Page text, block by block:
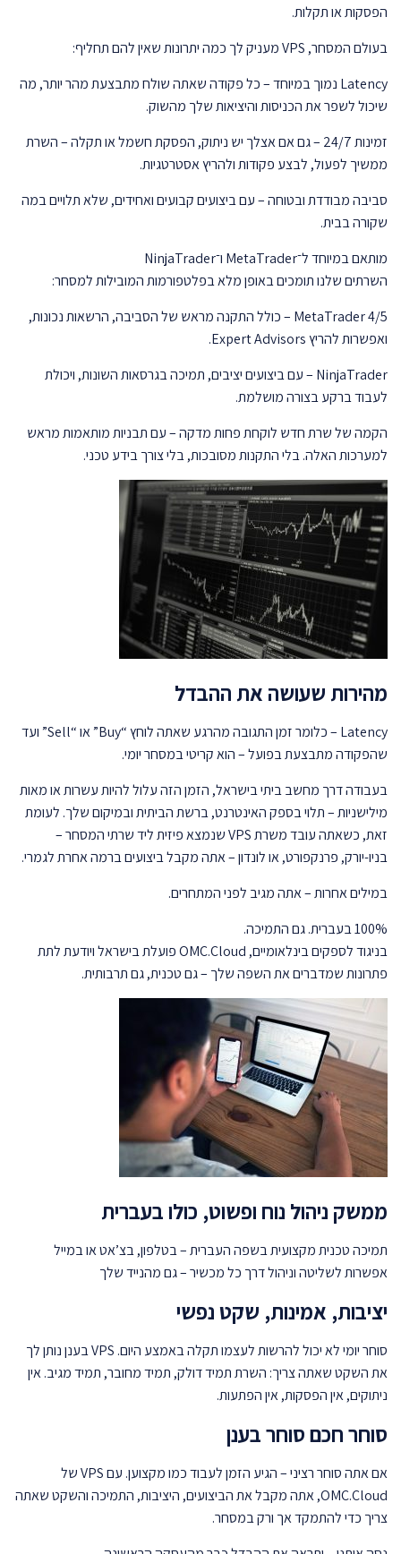
הפסקות או תקלות.
בעולם המסחר, VPS מעניק לך כמה יתרונות שאין להם תחליף:
Latency נמוך במיוחד – כל פקודה שאתה שולח מתבצעת מהר יותר, מה
שיכול לשפר את הכניסות והיציאות שלך מהשוק.
זמינות 24/7 – גם אם אצלך יש ניתוק, הפסקת חשמל או תקלה – השרת
ממשיך לפעול, לבצע פקודות ולהריץ אסטרטגיות.
סביבה מבודדת ובטוחה – עם ביצועים קבועים ואחידים, שלא תלויים במה
שקורה בבית.
מותאם במיוחד ל־MetaTrader ו־NinjaTrader
השרתים שלנו תומכים באופן מלא בפלטפורמות המובילות למסחר:
MetaTrader 4/5 – כולל התקנה מראש של הסביבה, הרשאות נכונות,
ואפשרות להריץ Expert Advisors.
NinjaTrader – עם ביצועים יציבים, תמיכה בגרסאות השונות, ויכולת
לעבוד ברקע בצורה מושלמת.
הקמה של שרת חדש לוקחת פחות מדקה – עם תבניות מותאמות מראש
למערכות האלה. בלי התקנות מסובכות, בלי צורך בידע טכני.
מהירות שעושה את ההבדל
Latency – כלומר זמן התגובה מהרגע שאתה לוחץ “Buy” או “Sell” ועד
שהפקודה מתבצעת בפועל – הוא קריטי במסחר יומי.
בעבודה דרך מחשב ביתי בישראל, הזמן הזה עלול להיות עשרות או מאות
מילישניות – תלוי בספק האינטרנט, ברשת הביתית ובמיקום שלך. לעומת
זאת, כשאתה עובד משרת VPS שנמצא פיזית ליד שרתי המסחר –
בניו-יורק, פרנקפורט, או לונדון – אתה מקבל ביצועים ברמה אחרת לגמרי.
במילים אחרות – אתה מגיב לפני המתחרים.
100% בעברית. גם התמיכה.
בניגוד לספקים בינלאומיים, OMC.Cloud פועלת בישראל ויודעת לתת
פתרונות שמדברים את השפה שלך – גם טכנית, גם תרבותית.
ממשק ניהול נוח ופשוט, כולו בעברית
תמיכה טכנית מקצועית בשפה העברית – בטלפון, בצ’אט או במייל
אפשרות לשליטה וניהול דרך כל מכשיר – גם מהנייד שלך
יציבות, אמינות, שקט נפשי
סוחר יומי לא יכול להרשות לעצמו תקלה באמצע היום. VPS בענן נותן לך
את השקט שאתה צריך: השרת תמיד דולק, תמיד מחובר, תמיד מגיב. אין
ניתוקים, אין הפסקות, אין הפתעות.
סוחר חכם סוחר בענן
אם אתה סוחר רציני – הגיע הזמן לעבוד כמו מקצוען. עם VPS של
OMC.Cloud, אתה מקבל את הביצועים, היציבות, התמיכה והשקט שאתה
צריך כדי להתמקד אך ורק במסחר.